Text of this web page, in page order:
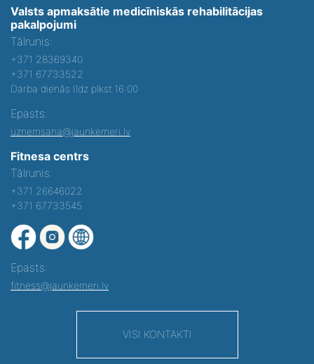
Valsts apmaksātie medicīniskās rehabilitācijas
pakalpojumi
Tālrunis:
+371 28369340
+371 67733522
Darba dienās līdz plkst.16:00
Epasts:
uznemsana@jaunkemeri.lv
Fitnesa centrs
Tālrunis:
+371 26646022
+371 67733545
Epasts:
fitness@jaunkemeri.lv
VISI KONTAKTI